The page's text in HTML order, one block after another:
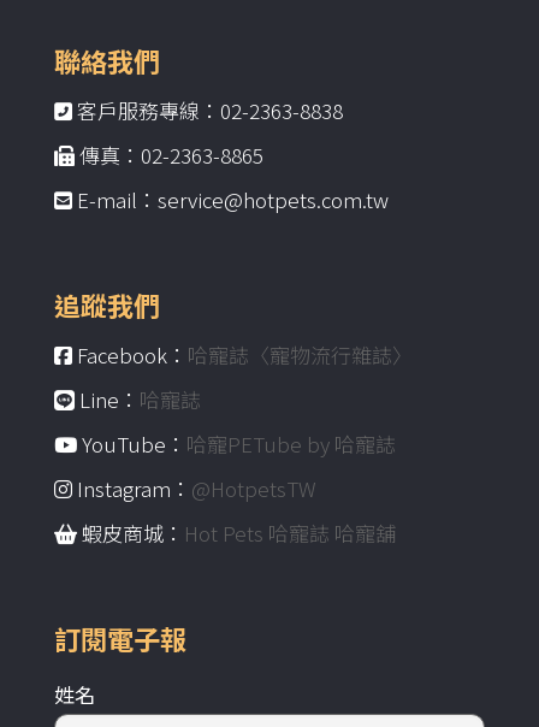
聯絡我們
客戶服務專線：02-2363-8838
傳真：02-2363-8865
E-mail：service@hotpets.com.tw
追蹤我們
Facebook： 哈寵誌〈寵物流行雜誌〉
Line： 哈寵誌
YouTube： 哈寵PETube by 哈寵誌
Instagram： @HotpetsTW
蝦皮商城： Hot Pets 哈寵誌 哈寵舖
訂閱電子報
姓名